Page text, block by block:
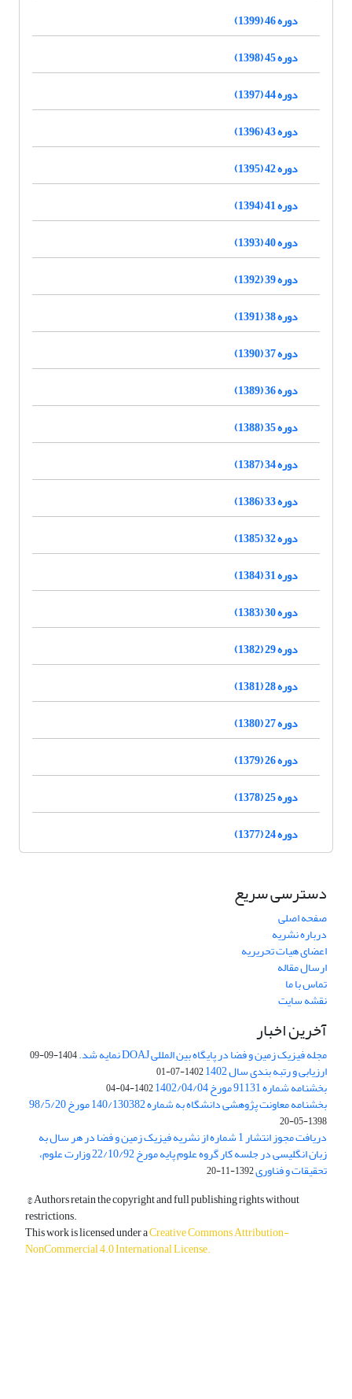
دوره 46 (1399)
دوره 45 (1398)
دوره 44 (1397)
دوره 43 (1396)
دوره 42 (1395)
دوره 41 (1394)
دوره 40 (1393)
دوره 39 (1392)
دوره 38 (1391)
دوره 37 (1390)
دوره 36 (1389)
دوره 35 (1388)
دوره 34 (1387)
دوره 33 (1386)
دوره 32 (1385)
دوره 31 (1384)
دوره 30 (1383)
دوره 29 (1382)
دوره 28 (1381)
دوره 27 (1380)
دوره 26 (1379)
دوره 25 (1378)
دوره 24 (1377)
دسترسی سریع
صفحه اصلی
درباره نشریه
اعضای هیات تحریریه
ارسال مقاله
تماس با ما
نقشه سایت
آخرین اخبار
مجله فیزیک زمین و فضا در پایگاه بین المللی DOAJ نمایه شد. 1404-09-09
ارزیابی و رتبه بندی سال 1402 1402-07-01
بخشنامه شماره 91131 مورخ 1402/04/04 1402-04-04
بخشنامه معاونت پژوهشی دانشگاه به شماره 140/130382 مورخ 98/5/20
1398-05-20
دریافت مجوز انتشار 1 شماره از نشریه فیزیک زمین و فضا در هر سال به
زبان انگلیسی در جلسه کار گروه علوم پایه مورخ 22/10/92 وزارت علوم،
تحقیقات و فناوری1392-11-20
© Authors retain the copyright and full publishing rights without
restrictions.
This work is licensed under aCreative Commons Attribution-
NonCommercial 4.0 International License.